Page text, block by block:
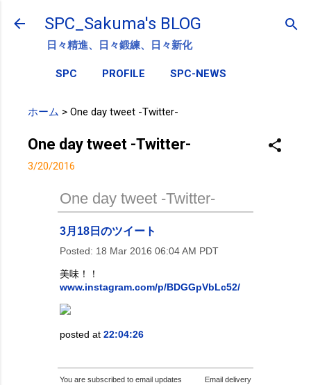
スキップしてメイン コンテンツに移動
SPC_Sakuma's BLOG
日々精進、日々鍛練、日々新化
SPC PROFILE SPC-NEWS
ホーム > One day tweet -Twitter-
One day tweet -Twitter-
3/20/2016
One day tweet -Twitter-
3月18日のツイート
Posted: 18 Mar 2016 06:04 AM PDT
美味！！
www.instagram.com/p/BDGGpVbLc52/
posted at 22:04:26
You are subscribed to email updates
Email delivery